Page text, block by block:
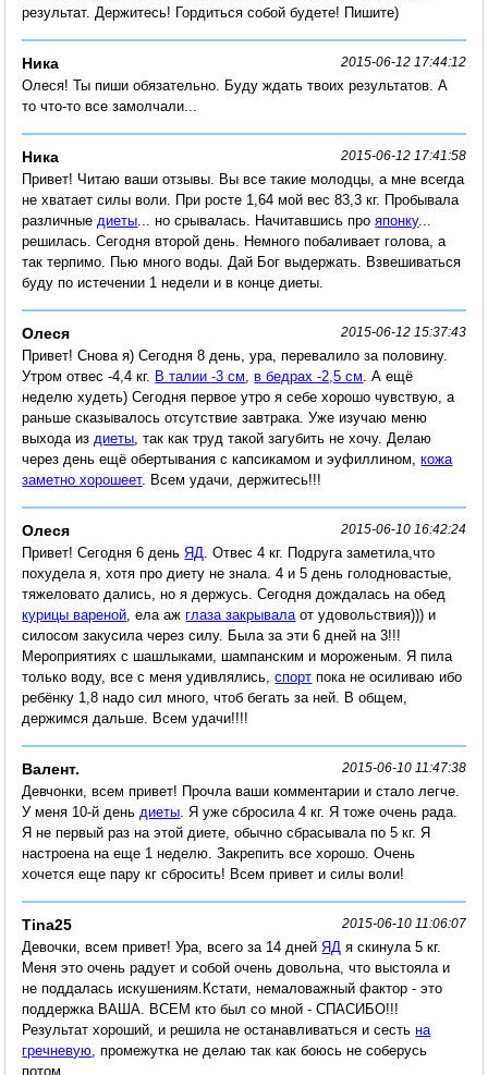
результат. Держитесь! Гордиться собой будете! Пишите)
Ника 2015-06-12 17:44:12
Олеся! Ты пиши обязательно. Буду ждать твоих результатов. А
то что-то все замолчали...
Ника 2015-06-12 17:41:58
Привет! Читаю ваши отзывы. Вы все такие молодцы, а мне всегда
не хватает силы воли. При росте 1,64 мой вес 83,3 кг. Пробывала
различные диеты ... но срывалась. Начитавшись прояпонку...
решилась. Сегодня второй день. Немного побаливает голова, а
так терпимо. Пью много воды. Дай Бог выдержать. Взвешиваться
буду по истечении 1 недели и в конце диеты.
Олеся 2015-06-12 15:37:43
Привет! Снова я) Сегодня 8 день, ура, перевалило за половину.
Утром отвес -4,4 кг. В талии -3 см ,в бедрах -2,5 см . А ещё
неделю худеть) Сегодня первое утро я себе хорошо чувствую, а
раньше сказывалось отсутствие завтрака. Уже изучаю меню
выхода из диеты , так как труд такой загубить не хочу. Делаю
через день ещё обертывания с капсикамом и эуфиллином,кожа
заметно хорошеет. Всем удачи, держитесь!!!
Олеся 2015-06-10 16:42:24
Привет! Сегодня 6 день ЯД
. Отвес 4 кг. Подруга заметила,что
похудела я, хотя про диету не знала. 4 и 5 день голодновастые,
тяжеловато дались, но я держусь. Сегодня дождалась на обед
курицы вареной , ела ажглаза закрывала от удовольствия))) и
силосом закусила через силу. Была за эти 6 дней на 3!!!
Мероприятиях с шашлыками, шампанским и мороженым. Я пила
только воду, все с меня удивлялись,спорт пока не осиливаю ибо
ребёнку 1,8 надо сил много, чтоб бегать за ней. В общем,
держимся дальше. Всем удачи!!!!
Валент. 2015-06-10 11:47:38
Девчонки, всем привет! Прочла ваши комментарии и стало легче.
У меня 10-й день диеты . Я уже сбросила 4 кг. Я тоже очень рада.
Я не первый раз на этой диете, обычно сбрасывала по 5 кг. Я
настроена на еще 1 неделю. Закрепить все хорошо. Очень
хочется еще пару кг сбросить! Всем привет и силы воли!
Tina25 2015-06-10 11:06:07
Девочки, всем привет! Ура, всего за 14 дней ЯД я скинула 5 кг.
Меня это очень радует и собой очень довольна, что выстояла и
не поддалась искушениям.Кстати, немаловажный фактор - это
поддержка ВАША. ВСЕМ кто был со мной - СПАСИБО!!!
Результат хороший, и решила не останавливаться и сестьна
гречневую , промежутка не делаю так как боюсь не соберусь
потом.